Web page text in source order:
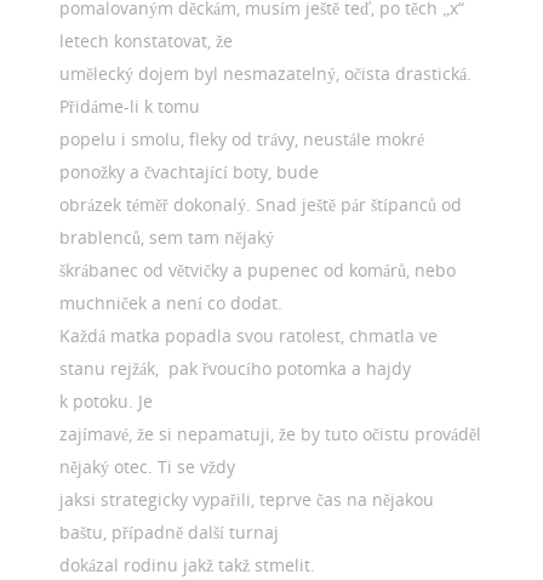
pomalovaným děckám, musím ještě teď, po těch „x“
letech konstatovat, že
umělecký dojem byl nesmazatelný, očista drastická.
Přidáme-li k tomu
popelu i smolu, fleky od trávy, neustále mokré
ponožky a čvachtající boty, bude
obrázek téměř dokonalý. Snad ještě pár štípanců od
brablenců, sem tam nějaký
škrábanec od větvičky a pupenec od komárů, nebo
muchniček a není co dodat.
Každá matka popadla svou ratolest, chmatla ve
stanu rejžák, pak řvoucího potomka a hajdy
k potoku. Je
zajímavé, že si nepamatuji, že by tuto očistu prováděl
nějaký otec. Ti se vždy
jaksi strategicky vypařili, teprve čas na nějakou
baštu, případně další turnaj
dokázal rodinu jakž takž stmelit.